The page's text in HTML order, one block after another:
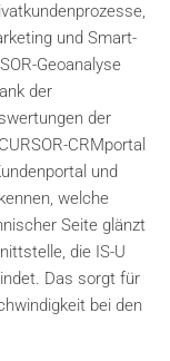
und Smart-
Geoanalyse
der
der
CRMportal
und
welche
Seite glänzt
die IS-U
Das sorgt für
bei den